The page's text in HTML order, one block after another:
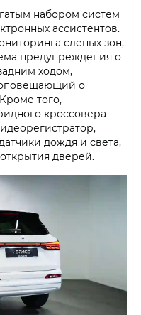
набором систем
ассистентов.
слепых зон,
предупреждения о
ходом,
о
того,
кроссовера
дождя и света,
дверей.